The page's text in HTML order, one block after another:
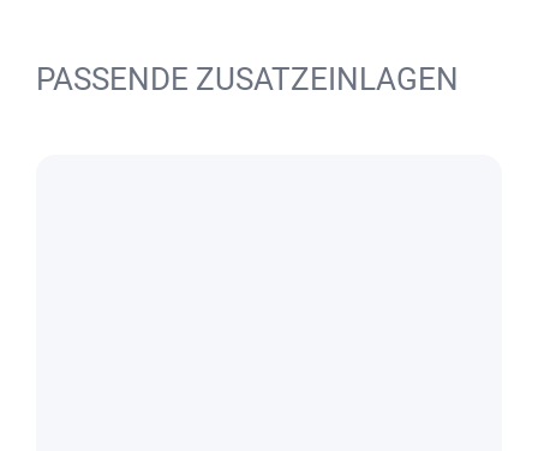
PASSENDE ZUSATZEINLAGEN